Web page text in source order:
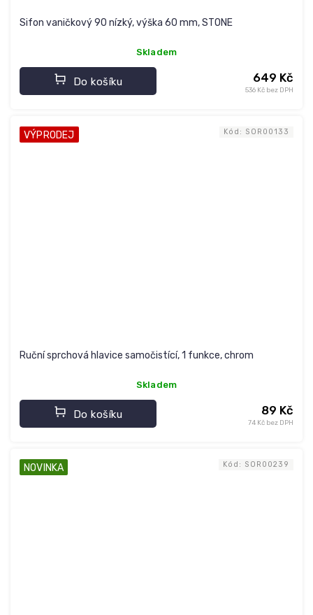
Sifon vaničkový 90 nízký, výška 60 mm, STONE
Skladem
536 Kč bez DPH
649 Kč
Do košíku
VÝPRODEJ
Ruční sprchová hlavice samočistící, 1 funkce, chrom
Skladem
74 Kč bez DPH
89 Kč
Do košíku
Kód: SOR00133
NOVINKA Kód: SOR00239